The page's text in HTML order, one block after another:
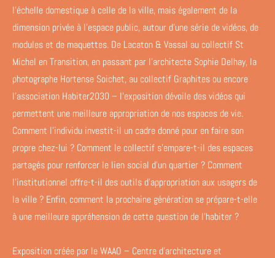
l’échelle domestique à celle de la ville, mais également de la
dimension privée à l’espace public, autour d’une série de vidéos, de
modules et de maquettes. De Lacaton & Vassal au collectif St
Michel en Transition, en passant par l’architecte Sophie Delhay, la
photographe Hortense Soichet, au collectif Graphites ou encore
l’association Habiter2030 – l’exposition dévoile des vidéos qui
permettent une meilleure appropriation de nos espaces de vie.
Comment l'individu investit-il un cadre donné pour en faire son
propre chez-lui ? Comment le collectif s'empare-t-il des espaces
partagés pour renforcer le lien social d'un quartier ? Comment
l'institutionnel offre-t-il des outils d'appropriation aux usagers de
la ville ? Enfin, comment la prochaine génération se prépare-t-elle
à une meilleure appréhension de cette question de l'habiter ?
Exposition créée par le WAAO – Centre d’architecture et